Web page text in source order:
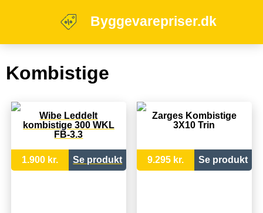
Byggevarepriser.dk
Kombistige
Wibe Leddelt
kombistige 300 WKL
FB-3.3
1.900 kr. Se produkt
Zarges Kombistige
3X10 Trin
9.295 kr. Se produkt